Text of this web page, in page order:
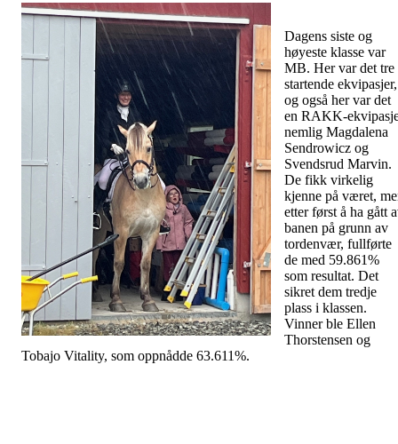
Dagens siste og
høyeste klasse var
MB. Her var det tre
startende ekvipasjer,
og også her var det
en RAKK-
nemlig Magdalena
Sendrowicz og
Svendsrud Marvin.
De fikk virkelig
kjenne på været,
etter først å ha gått
banen på grunn av
tordenvær, fullførte
de med 59.861%
som resultat. Det
sikret dem tredje
plass i klassen.
Vinner ble Ellen
Thorstensen og
Tobajo Vitality, som oppnådde 63.611%.